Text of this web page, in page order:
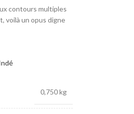
contours multiples
voilà un opus digne
0,750 kg